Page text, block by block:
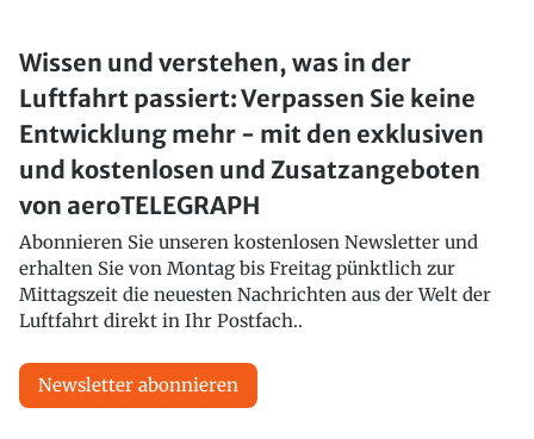
Wissen und verstehen, was in der
Luftfahrt passiert: Verpassen Sie keine
Entwicklung mehr - mit den exklusiven
und kostenlosen und Zusatzangeboten
von aeroTELEGRAPH
Abonnieren Sie unseren kostenlosen Newsletter und
erhalten Sie von Montag bis Freitag pünktlich zur
Mittagszeit die neuesten Nachrichten aus der Welt der
Luftfahrt direkt in Ihr Postfach..
Newsletter abonnieren